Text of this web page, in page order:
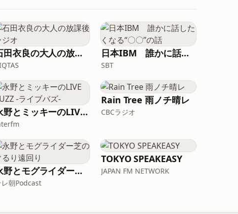
石田衣良の大人の放課後ラジオ 日本IBM 誰かに話したくなる“〇〇”の話
SBT
永野とミッキーのLIVE BUZZ -ライブバズ-
Rain Tree 雨ノチ晴レ
CBCラジオ
永野とモグライダー芝のぐるり遠回り
レ朝Podcast
TOKYO SPEAKEASY
JAPAN FM NETWORK